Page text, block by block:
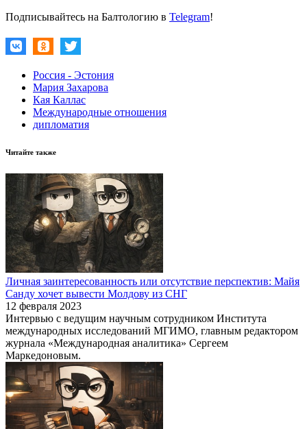
Подписывайтесь на Балтологию в Telegram!
Россия - Эстония
Мария Захарова
Кая Каллас
Международные отношения
дипломатия
Читайте также
Личная заинтересованность или отсутствие перспектив: Майя
Санду хочет вывести Молдову из СНГ
12 февраля 2023
Интервью с ведущим научным сотрудником Института
международных исследований МГИМО, главным редактором
журнала «Международная аналитика» Сергеем
Маркедоновым.